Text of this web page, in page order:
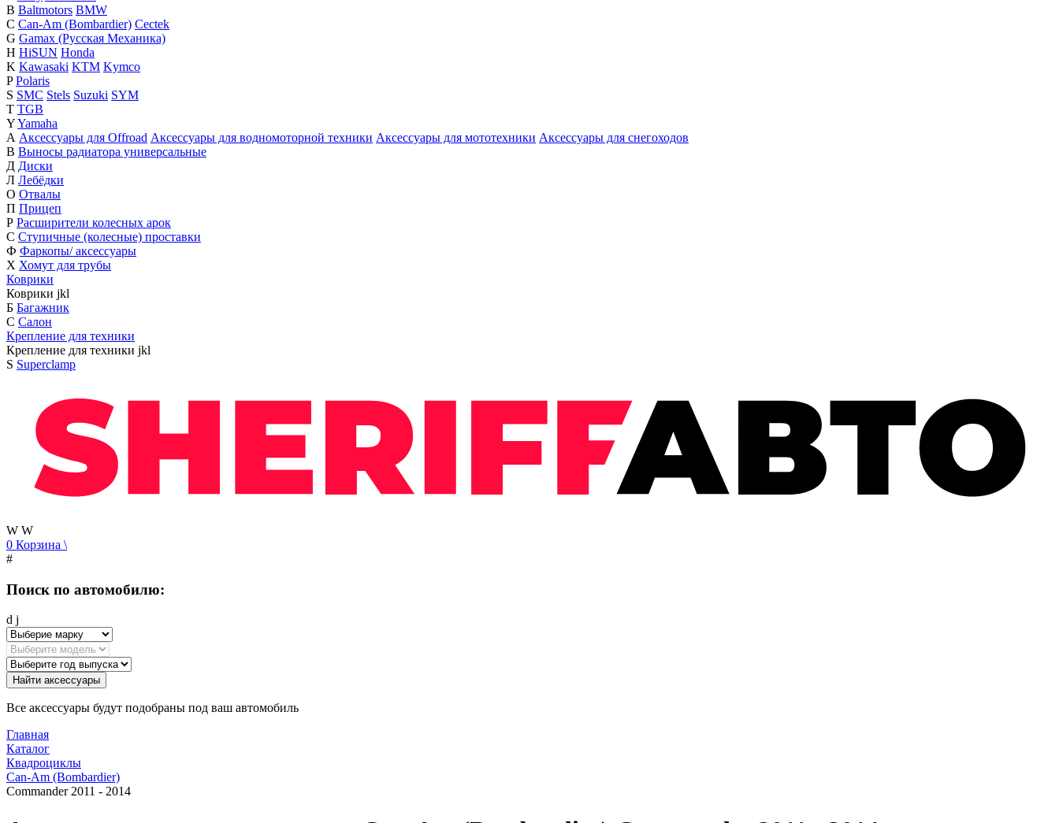
B Baltmotors BMW
C Can-Am (Bombardier) Cectek
G Gamax (Русская Механика)
H HiSUN Honda
K Kawasaki KTM Kymco
P Polaris
S SMC Stels Suzuki SYM
T TGB
YYamaha
А Аксессуары для Offroad Аксессуары для водномоторной техники Аксессуары для мототехники Аксессуары для снегоходов
В Выносы радиатора универсальные
Д Диски
Л Лебёдки
О Отвалы
П Прицеп
Р Расширители колесных арок
С Ступичные (колесные) проставки
Ф Фаркопы/ аксессуары
Х Хомут для трубы
Коврики
Коврики jkl
Б Багажник
С Салон
Крепление для техники
Крепление для техники jkl
S Superclamp
W W
0 Корзина \
#
Поиск по автомобилю:
d j
Найти аксессуары
Все аксессуары будут подобраны под ваш автомобиль
Главная
Каталог
Квадроциклы
Can-Am (Bombardier)
Commander 2011 - 2014